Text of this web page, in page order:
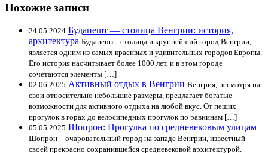
Похожие записи
24.05.2024 Будапешт — столица Венгрии: история,
архитектура Будапешт - столица и крупнейший город Венгрии,
является одним из самых красивых и удивительных городов Европы.
Его история насчитывает более 1000 лет, и в этом городе
сочетаются элементы […]
02.06.2025 Активный отдых в Венгрии Венгрия, несмотря на
свои относительно небольшие размеры, предлагает богатые
возможности для активного отдыха на любой вкус. От пеших
прогулок в горах до велосипедных прогулок по равнинам […]
05.05.2025 Шопрон: Прогулка по средневековым улицам
Шопрон – очаровательный город на западе Венгрии, известный
своей прекрасно сохранившейся средневековой архитектурой.